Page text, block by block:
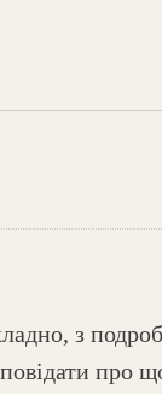
з
про